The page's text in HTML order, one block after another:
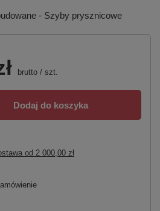
- Szyby prysznicowe
brutto / szt.
Dodaj do koszyka
od 2 000,00 zł